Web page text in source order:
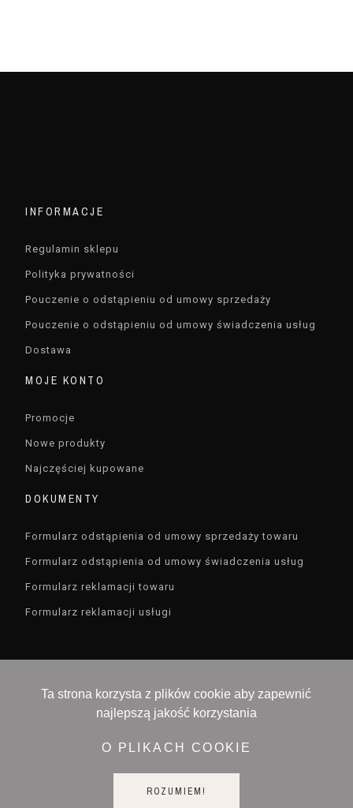
INFORMACJE
Regulamin sklepu
Polityka prywatności
Pouczenie o odstąpieniu od umowy sprzedaży
Pouczenie o odstąpieniu od umowy świadczenia usług
Dostawa
MOJE KONTO
Promocje
Nowe produkty
Najczęściej kupowane
DOKUMENTY
Formularz odstąpienia od umowy sprzedaży towaru
Formularz odstąpienia od umowy świadczenia usług
Formularz reklamacji towaru
Formularz reklamacji usługi
Devisioner sp. z o.o. , ul. Czarodzieja 16 , 03-116
Ta strona korzysta z plików cookie aby zapewnić
najlepszą jakość korzystania
O PLIKACH COOKIE
ROZUMIEM!